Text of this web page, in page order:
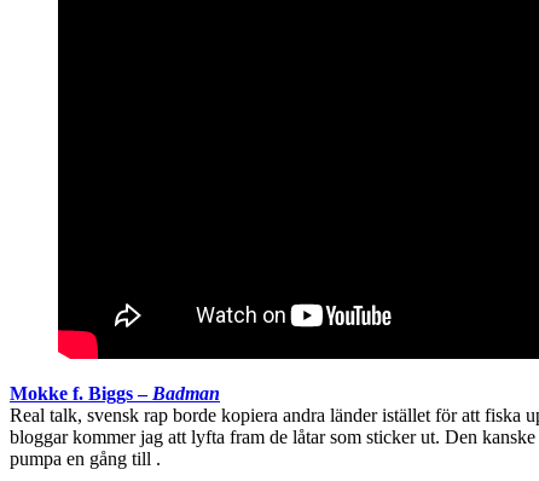
Mokke f. Biggs –Badman
Real talk, svensk rap borde kopiera andra länder istället för att fiska
bloggar kommer jag att lyfta fram de låtar som sticker ut. Den
pumpa en gång till .